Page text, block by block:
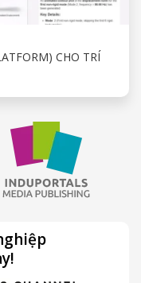
CHO TRÍ